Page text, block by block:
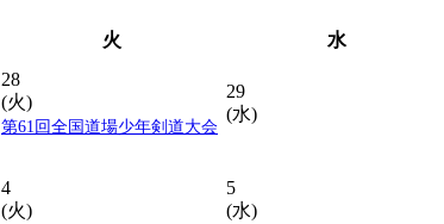
火 水
28
(火)
第61回全国道場少年剣道大会
29
(水)
4
(火)
5
(水)